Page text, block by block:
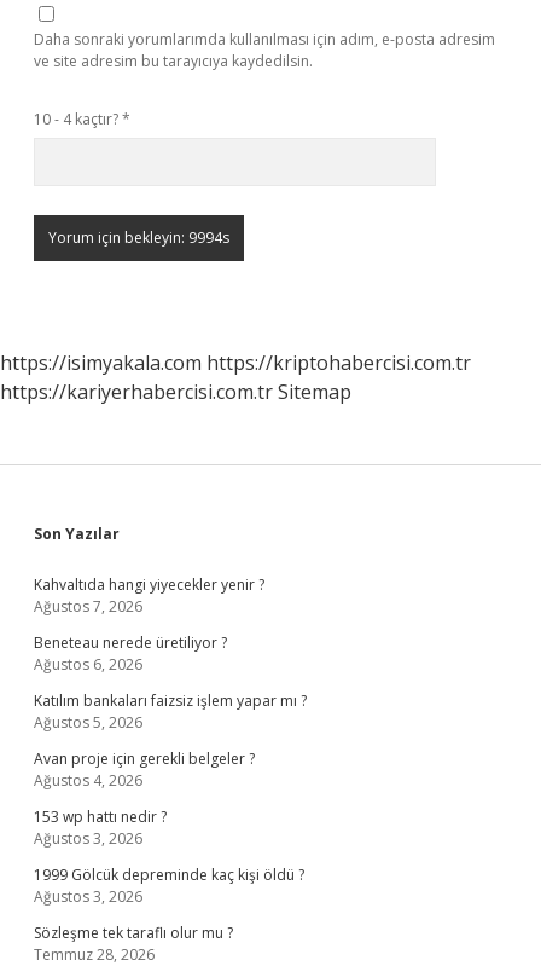
Daha sonraki yorumlarımda kullanılması için adım, e-posta adresim
ve site adresim bu tarayıcıya kaydedilsin.
10 - 4 kaçtır?*
https://isimyakala.com https://kriptohabercisi.com.tr
https://kariyerhabercisi.com.trSitemap
Sidebar
Son Yazılar
Kahvaltıda hangi yiyecekler yenir ?
Ağustos 7, 2026
Beneteau nerede üretiliyor ?
Ağustos 6, 2026
Katılım bankaları faizsiz işlem yapar mı ?
Ağustos 5, 2026
Avan proje için gerekli belgeler ?
Ağustos 4, 2026
153 wp hattı nedir ?
Ağustos 3, 2026
1999 Gölcük depreminde kaç kişi öldü ?
Ağustos 3, 2026
Sözleşme tek taraflı olur mu ?
Temmuz 28, 2026